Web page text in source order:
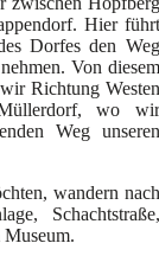
Hier führt
Dorfes den Weg
Von diesem
Richtung Westen
wo wir
Weg unseren
wandern nach
Schachtstraße,
Museum.